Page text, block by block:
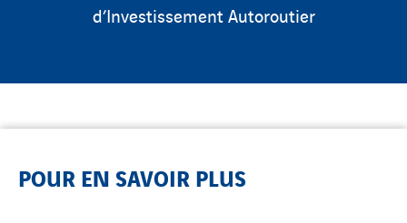
d’Investissement Autoroutier
POUR EN SAVOIR PLUS